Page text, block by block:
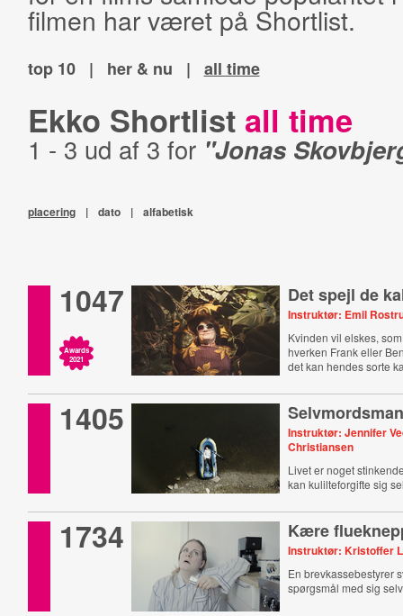
filmen har været på Shortlist.
top 10 | her & nu | all time
Ekko Shortlist all time
1 - 3 ud af 3 for "Jonas
placering | dato | alfabetisk
1047
Awards
2021
Det spejl de
Instruktør: Emil
Kvinden vil elskes,
hverken Frank eller
det kan hendes sorte
1405
Instruktør: Jennifer
Christiansen
Livet er noget
kan kulilteforgifte sig
1734 Kære
Instruktør: Kristoffer
En brevkassebestyrer
spørgsmål med sig